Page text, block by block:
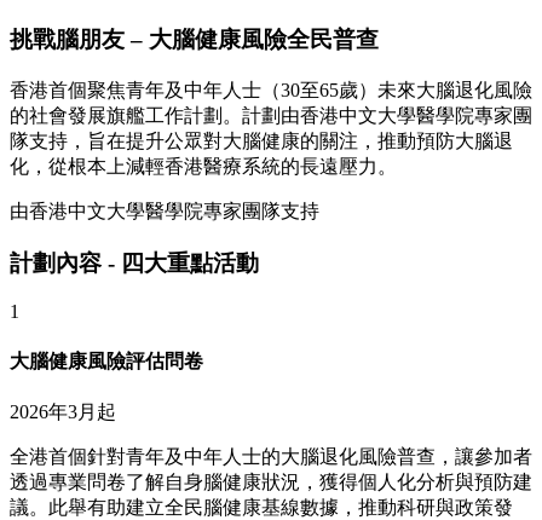
挑戰腦朋友 – 大腦健康風險全民普查
香港首個聚焦青年及中年人士（30至65歲）未來大腦退化風險
的社會發展旗艦工作計劃。計劃由香港中文大學醫學院專家團
隊支持，旨在提升公眾對大腦健康的關注，推動預防大腦退
化，從根本上減輕香港醫療系統的長遠壓力。
由香港中文大學醫學院專家團隊支持
計劃內容 - 四大重點活動
1
大腦健康風險評估問卷
2026年3月起
全港首個針對青年及中年人士的大腦退化風險普查，讓參加者
透過專業問卷了解自身腦健康狀況，獲得個人化分析與預防建
議。此舉有助建立全民腦健康基線數據，推動科研與政策發